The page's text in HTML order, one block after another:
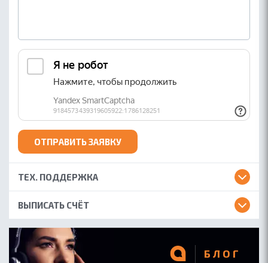
ОТПРАВИТЬ ЗАЯВКУ
ТЕХ. ПОДДЕРЖКА
ВЫПИСАТЬ СЧЁТ
БЛОГ